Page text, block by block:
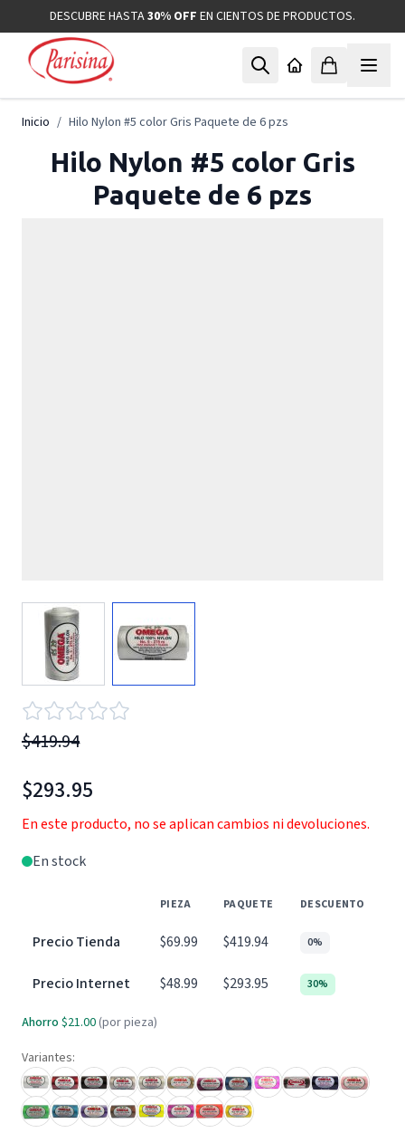
Ir al contenidoDESCUBRE HASTA30% OFF EN CIENTOS DE PRODUCTOS.
Inicio / Hilo Nylon #5 color Gris Paquete de 6 pzs
Hilo Nylon #5 color Gris
Paquete de 6 pzs
View larger image
$419.94
$293.95
En este producto, no se aplican cambios ni devoluciones.
En stock
PIEZA PAQUETE DESCUENTO
Precio Tienda $69.99 $419.94 0%
Precio Internet $48.99 $293.95 30%
Ahorro $21.00 (por pieza)
Variantes: